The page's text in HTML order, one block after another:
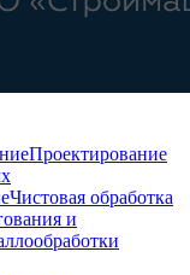
Проектирование
Чистовая обработка
и